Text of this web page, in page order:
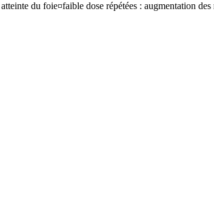
du foie¤faible dose répétées : augmentation